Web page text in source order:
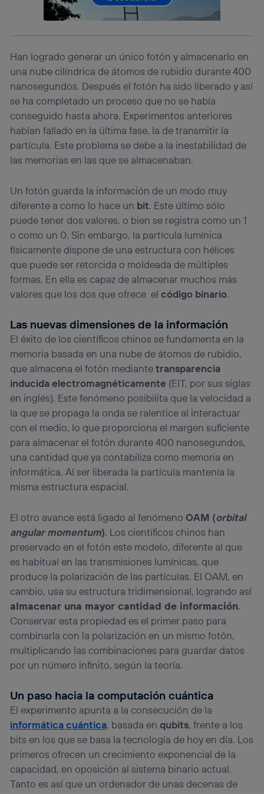
Han logrado generar un único fotón y almacenarlo en
una nube cilíndrica de átomos de rubidio durante 400
nanosegundos. Después el fotón ha sido liberado y así
se ha completado un proceso que no se había
conseguido hasta ahora. Experimentos anteriores
habían fallado en la última fase, la de transmitir la
partícula. Este problema se debe a la inestabilidad de
las memorias en las que se almacenaban.
Un fotón guarda la información de un modo muy
diferente a como lo hace un bit. Este último sólo
puede tener dos valores, o bien se registra como un 1
o como un 0. Sin embargo, la partícula lumínica
físicamente dispone de una estructura con hélices
que puede ser retorcida o moldeada de múltiples
formas. En ella es capaz de almacenar muchos más
valores que los dos que ofrece elcódigo binario.
Las nuevas dimensiones de la información
El éxito de los científicos chinos se fundamenta en la
memoria basada en una nube de átomos de rubidio,
que almacena el fotón mediantetransparencia
inducida electromagnéticamente (EIT, por sus siglas
en inglés). Este fenómeno posibilita que la velocidad a
la que se propaga la onda se ralentice al interactuar
con el medio, lo que proporciona el margen suficiente
para almacenar el fotón durante 400 nanosegundos,
una cantidad que ya contabiliza como memoria en
informática. Al ser liberada la partícula mantenía la
misma estructura espacial.
El otro avance está ligado al fenómeno OAM (orbital
angular momentum). Los científicos chinos han
preservado en el fotón este modelo, diferente al que
es habitual en las transmisiones lumínicas, que
produce la polarización de las partículas. El OAM, en
cambio, usa su estructura tridimensional, logrando así
almacenar una mayor cantidad de información.
Conservar esta propiedad es el primer paso para
combinarla con la polarización en un mismo fotón,
multiplicando las combinaciones para guardar datos
por un número infinito, según la teoría.
Un paso hacia la computación cuántica
El experimento apunta a la consecución de la
informática cuántica, basada enqubits, frente a los
bits en los que se basa la tecnología de hoy en día. Los
primeros ofrecen un crecimiento exponencial de la
capacidad, en oposición al sistema binario actual.
Tanto es así que un ordenador de unas decenas de
telecomunicaciones vinculada a la conexión que utilizas
(p. ej., número de teléfono móvil).
Este identificador se asigna a la conexión de internet, por
consienta el uso de la tecnología recibirá el mismo
identificador. Típicamente:
Si utilizas unaconexión de banda ancha(p. ej., Wi-Fi),
el marketing o análisis se realizará en función de las
actividades de navegación de los miembros del hogar
que hayan dado su consentimiento.
Si utilizasdatos móviles, el marketing será más
personalizado, ya que se basará únicamente en la
navegación del usuario del móvil.
visitando el portal de privacidad de Utiq
(“consenthub”) . Para más información, consulta
la política de privacidad de Utiq .